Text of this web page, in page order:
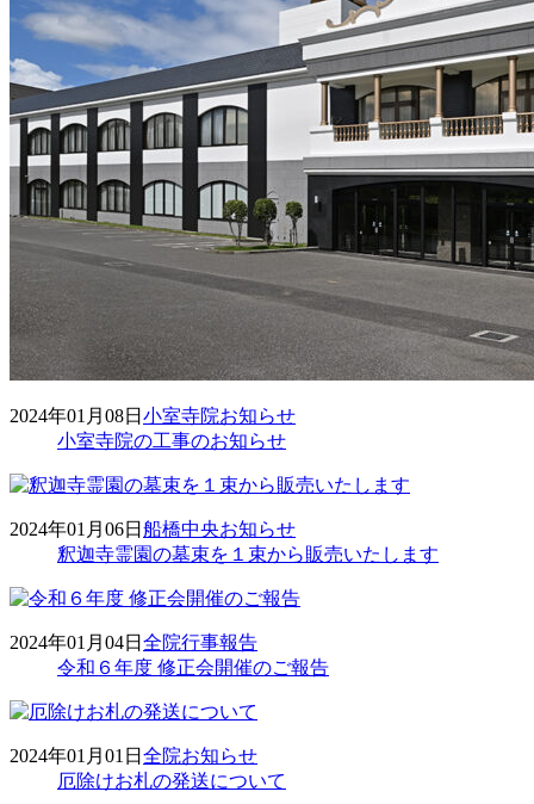
2024年01月08日 小室寺院お知らせ
小室寺院の工事のお知らせ
2024年01月06日 船橋中央お知らせ
釈迦寺霊園の墓束を１束から販売いたします
2024年01月04日 全院行事報告
令和６年度 修正会開催のご報告
2024年01月01日 全院お知らせ
厄除けお札の発送について